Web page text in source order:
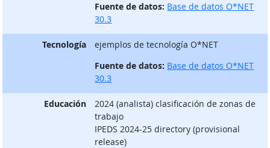
Fuente de datos: Base de datos O*NET
30.3
Tecnología
ejemplos de tecnología O*NET
Fuente de datos: Base de datos O*NET
30.3
Educación
2024 (analista) clasificación de zonas de
trabajo
IPEDS 2024-25 directory (provisional
release)